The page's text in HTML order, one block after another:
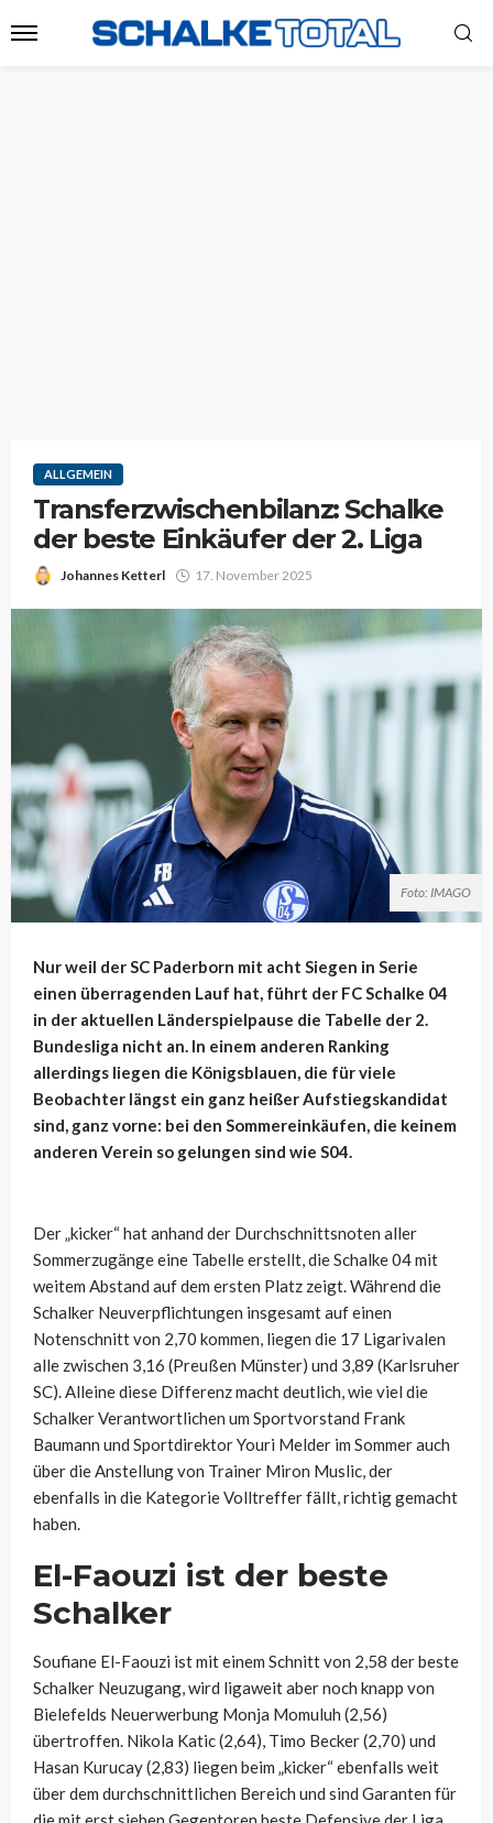
ALLGEMEIN
Transferzwischenbilanz: Schalke
der beste Einkäufer der 2. Liga
Johannes Ketterl 17. November 2025
Foto: IMAGO
Nur weil der SC Paderborn mit acht Siegen in Serie
einen überragenden Lauf hat, führt der FC Schalke 04
in der aktuellen Länderspielpause die Tabelle der 2.
Bundesliga nicht an. In einem anderen Ranking
allerdings liegen die Königsblauen, die für viele
Beobachter längst ein ganz heißer Aufstiegskandidat
sind, ganz vorne: bei den Sommereinkäufen, die keinem
anderen Verein so gelungen sind wie S04.
Der „kicker“ hat anhand der Durchschnittsnoten aller
Sommerzugänge eine Tabelle erstellt, die Schalke 04 mit
weitem Abstand auf dem ersten Platz zeigt. Während die
Schalker Neuverpflichtungen insgesamt auf einen
Notenschnitt von 2,70 kommen, liegen die 17 Ligarivalen
alle zwischen 3,16 (Preußen Münster) und 3,89 (Karlsruher
SC). Alleine diese Differenz macht deutlich, wie viel die
Schalker Verantwortlichen um Sportvorstand Frank
Baumann und Sportdirektor Youri Melder im Sommer auch
über die Anstellung von Trainer Miron Muslic, der
ebenfalls in die Kategorie Volltreffer fällt, richtig gemacht
haben.
El-Faouzi ist der beste
Schalker
Soufiane El-Faouzi ist mit einem Schnitt von 2,58 der beste
Schalker Neuzugang, wird ligaweit aber noch knapp von
Bielefelds Neuerwerbung Monja Momuluh (2,56)
übertroffen. Nikola Katic (2,64), Timo Becker (2,70) und
Hasan Kurucay (2,83) liegen beim „kicker“ ebenfalls weit
über dem durchschnittlichen Bereich und sind Garanten für